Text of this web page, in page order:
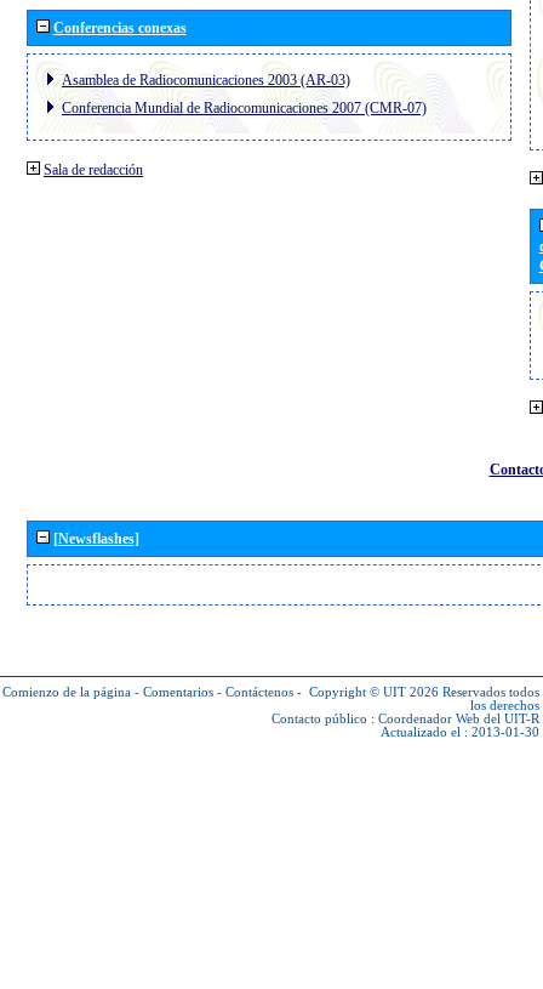
Conferencias conexas
Asamblea de Radiocomunicaciones 2003 (AR-03)
Conferencia Mundial de Radiocomunicaciones 2007 (CMR-07)
Sala de redacción
[Newsflashes]
Comienzo de la página - Comentarios - Contáctenos - Copyright © UIT 2026 Reservados todos
los derechos
Contacto público : Coordenador Web del UIT-R
Actualizado el : 2013-01-30